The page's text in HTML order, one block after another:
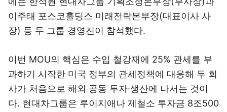
이주태 포스코홀딩스 미래전략본부장(대표이사 사
장) 등 두 그룹 경영진이 참석했다.
이번 MOU의 핵심은 수입 철강재에 25% 관세를 부
과하기 시작한 미국 정부의 관세정책에 대응해 두 회
사가 처음으로 해외 공동 투자·생산에 나서는 것이
다. 현대차그룹은 루이지애나 제철소 투자금 8조500